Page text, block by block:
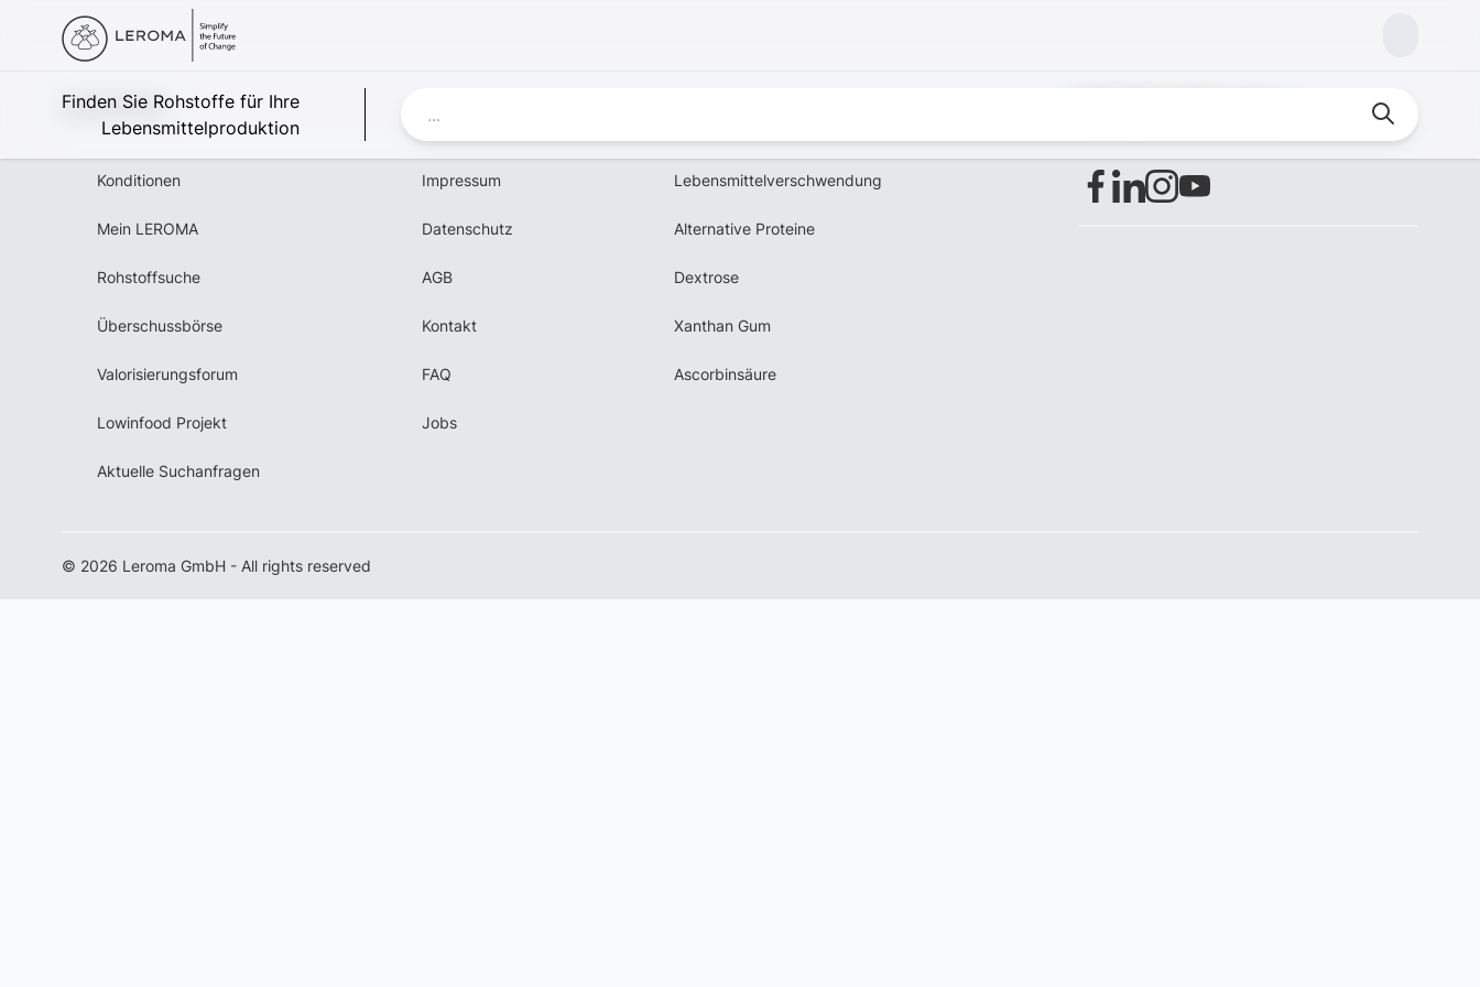
Finden Sie Rohstoffe für Ihre
Lebensmittelproduktion
Leroma
Konditionen
Mein LEROMA
Rohstoffsuche
Überschussbörse
Valorisierungsforum
Lowinfood Projekt
Aktuelle Suchanfragen
Impressum
Datenschutz
AGB
Kontakt
FAQ
Jobs
Lebensmittelverschwendung
Alternative Proteine
Dextrose
Xanthan Gum
Ascorbinsäure
© 2026 Leroma GmbH - All rights reserved